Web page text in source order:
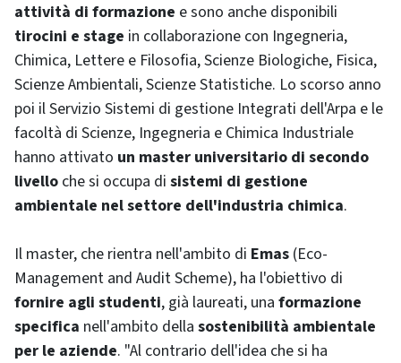
attività di formazione e sono anche disponibili
tirocini e stage in collaborazione con Ingegneria,
Chimica, Lettere e Filosofia, Scienze Biologiche, Fisica,
Scienze Ambientali, Scienze Statistiche. Lo scorso anno
poi il Servizio Sistemi di gestione Integrati dell'Arpa e le
facoltà di Scienze, Ingegneria e Chimica Industriale
hanno attivato un master universitario di secondo
livello che si occupa di sistemi di gestione
ambientale nel settore dell'industria chimica.
Il master, che rientra nell'ambito di Emas (Eco-
Management and Audit Scheme), ha l'obiettivo di
fornire agli studenti, già laureati, una formazione
specifica nell'ambito della sostenibilità ambientale
per le aziende. "Al contrario dell'idea che si ha